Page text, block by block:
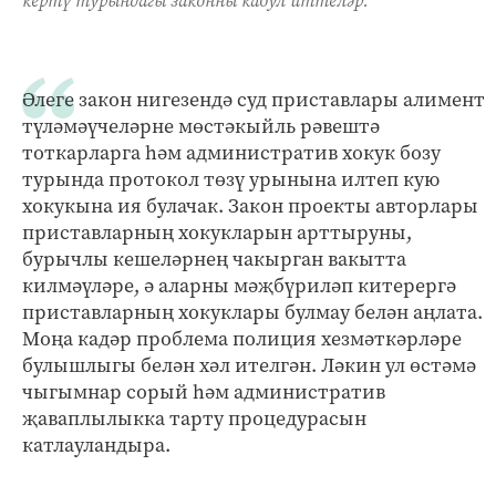
Әлеге закон нигезендә суд приставлары алимент
түләмәүчеләрне мөстәкыйль рәвештә
тоткарларга һәм административ хокук бозу
турында протокол төзү урынына илтеп кую
хокукына ия булачак. Закон проекты авторлары
приставларның хокукларын арттыруны,
бурычлы кешеләрнең чакырган вакытта
килмәүләре, ә аларны мәҗбүриләп китерергә
приставларның хокуклары булмау белән аңлата.
Моңа кадәр проблема полиция хезмәткәрләре
булышлыгы белән хәл ителгән. Ләкин ул өстәмә
чыгымнар сорый һәм административ
җаваплылыкка тарту процедурасын
катлауландыра.